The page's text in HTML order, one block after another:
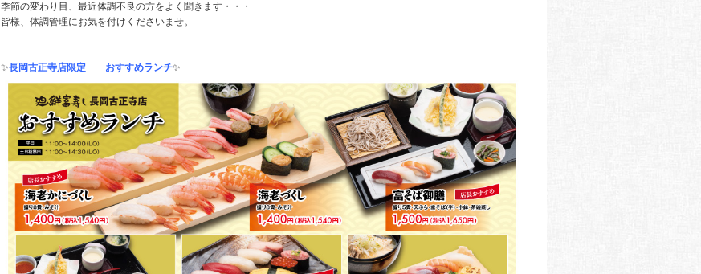
季節の変わり目、最近体調不良の方をよく聞きます・・・
皆様、体調管理にお気を付けくださいませ。
✨長岡古正寺店限定 おすすめランチ✨